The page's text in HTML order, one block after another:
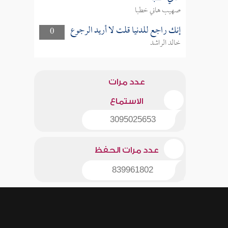
صهيب هاني خطبا
0
إنك راجع للدنيا قلت لا أريد الرجوع
خالد الراشد
عدد مرات
الاستماع
3095025653
عدد مرات الحفظ
839961802